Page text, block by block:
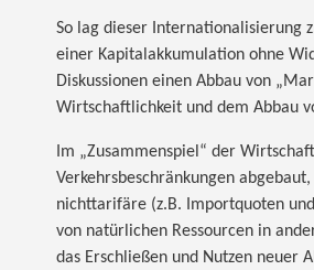
So lag dieser Internationalisierung
einer Kapitalakkumulation ohne
Diskussionen einen Abbau von
Wirtschaftlichkeit und dem Abbau
Im „Zusammenspiel“ der
Verkehrsbeschränkungen
nichttarifäre (z.B. Importquoten
von natürlichen Ressourcen in
das Erschließen und Nutzen neuer